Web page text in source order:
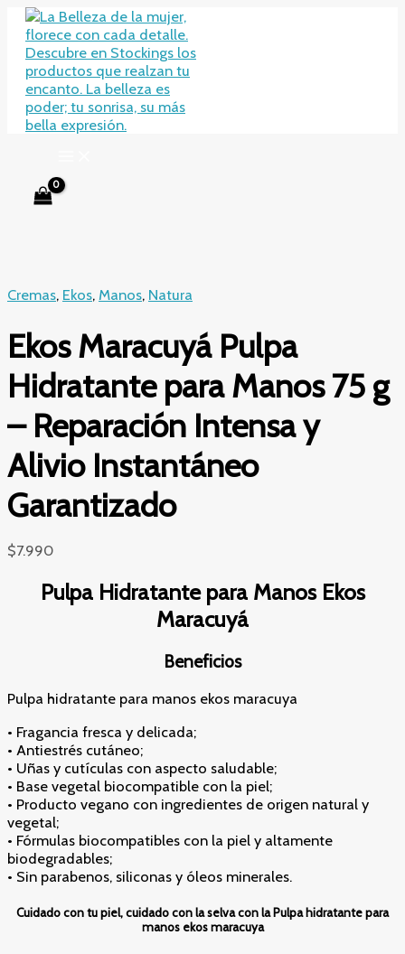
contenido
Cremas, Ekos, Manos, Natura
Ekos Maracuyá Pulpa
Hidratante para Manos 75 g
– Reparación Intensa y
Alivio Instantáneo
Garantizado
$7.990
Pulpa Hidratante para Manos Ekos
Maracuyá
Beneficios
Pulpa hidratante para manos ekos maracuya
• Fragancia fresca y delicada;
• Antiestrés cutáneo;
• Uñas y cutículas con aspecto saludable;
• Base vegetal biocompatible con la piel;
• Producto vegano con ingredientes de origen natural y
vegetal;
• Fórmulas biocompatibles con la piel y altamente
biodegradables;
• Sin parabenos, siliconas y óleos minerales.
Cuidado con tu piel, cuidado con la selva con la Pulpa hidratante para
manos ekos maracuya